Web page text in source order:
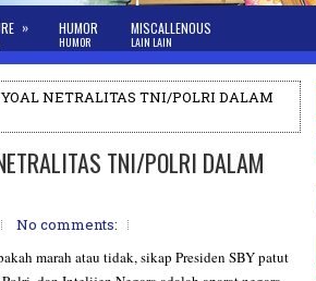
» HUMOR
HUMOR
MISCALLENOUS
LAIN LAIN
NETRALITAS TNI/POLRI DALAM
TNI/POLRI DALAM
No comments:
marah atau tidak, sikap Presiden SBY patut